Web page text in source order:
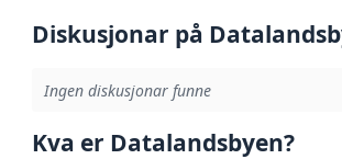
Diskusjonar på
Ingen diskusjonar funne
Kva er Datalandsbyen?